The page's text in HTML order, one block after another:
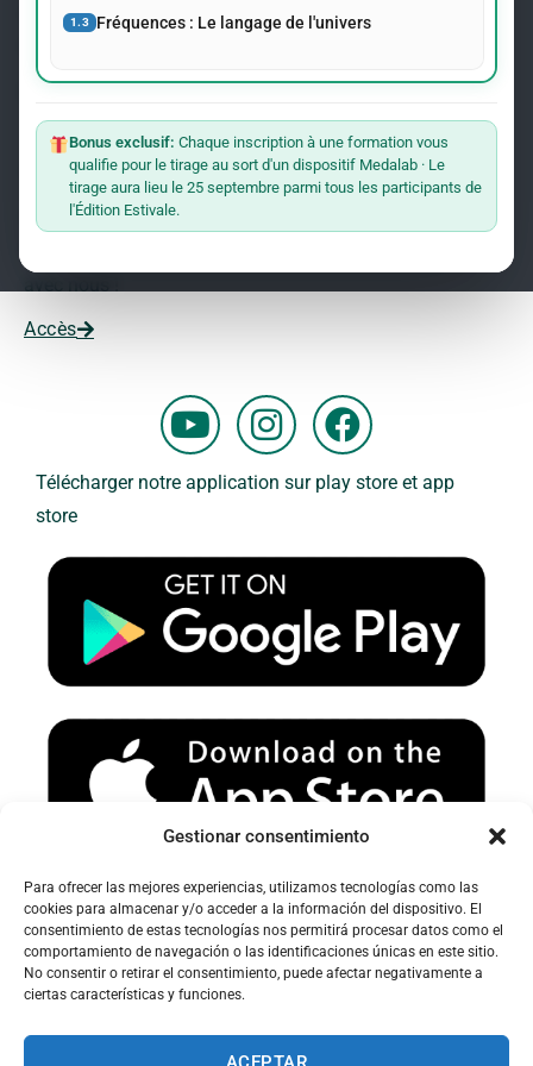
Gestionar consentimiento
Para ofrecer las mejores experiencias, utilizamos tecnologías como las
cookies para almacenar y/o acceder a la información del dispositivo. El
consentimiento de estas tecnologías nos permitirá procesar datos como el
comportamiento de navegación o las identificaciones únicas en este sitio.
No consentir o retirar el consentimiento, puede afectar negativamente a
ciertas características y funciones.
1.3 Fréquences : Le langage de l'univers
Bonus exclusif: Chaque inscription à une formation vous
qualifie pour le tirage au sort d'un dispositif Medalab · Le
tirage aura lieu le 25 septembre parmi tous les participants de
l'Édition Estivale.
événements concernant le Dr Andreas Kalcker et l’Institut
Rejoindre La Liste
Vous souhaitez travailler avec nous ?
Vous voulez faire partie de notre équipe ?
Accès
Y
o
u
u
b
e
I
n
s
a
g
r
a
m
F
a
c
b
o
k
Télécharger notre application sur play store et app
store
Avertissement sur le spam :
Veuillez vérifier votre dossier spam ou courrier indésirable pour
recevoir nos e-mails.